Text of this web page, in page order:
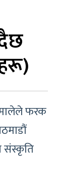
फरक
संस्कृति